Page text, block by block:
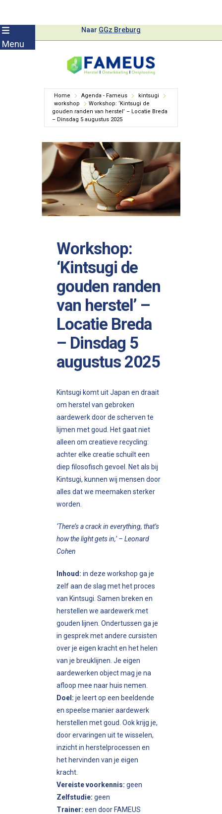
Skip
toMenu
Naar GGz Breburg
Home Agenda - Fameus
kintsugi
workshop
Workshop: ‘Kintsugi de
gouden randen van herstel’ – Locatie Breda
– Dinsdag 5 augustus 2025
Workshop:
‘Kintsugi de
gouden randen
van herstel’ –
Locatie Breda
– Dinsdag 5
augustus 2025
Kintsugi komt uit Japan en draait
om herstel van gebroken
aardewerk door de scherven te
lijmen met goud. Het gaat niet
alleen om creatieve recycling:
achter elke creatie schuilt een
diep filosofisch gevoel. Net als bij
Kintsugi, kunnen wij mensen door
alles dat we meemaken sterker
worden.
‘There’s a crack in everything, that’s
how the light gets in,’ – Leonard
Cohen
Inhoud: in deze workshop ga je
zelf aan de slag met het proces
van Kintsugi. Samen breken en
herstellen we aardewerk met
gouden lijnen. Ondertussen ga je
in gesprek met andere cursisten
over je eigen kracht en het helen
van je breuklijnen. Je eigen
aardewerken object mag je na
afloop mee naar huis nemen.
Doel: je leert op een beeldende
en speelse manier aardewerk
herstellen met goud. Ook krijg je,
door ervaringen uit te wisselen,
inzicht in herstelprocessen en
het hervinden van je eigen
kracht.
Vereiste voorkennis: geen
Zelfstudie: geen
Trainer: een door FAMEUS